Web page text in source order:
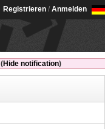
Registrieren / Anmelden
(Hide notification)